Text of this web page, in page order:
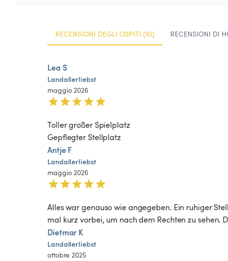
RECENSIONI DEGLI OSPITI (10) RECENSIONI DI
Lea S
Landallerliebst
maggio 2026
Toller großer Spielplatz
Gepflegter Stellplatz
Antje F
Landallerliebst
maggio 2026
Alles war genauso wie angegeben. Ein ruhiger
mal kurz vorbei, um nach dem Rechten zu sehen.
Dietmar K
Landallerliebst
ottobre 2025